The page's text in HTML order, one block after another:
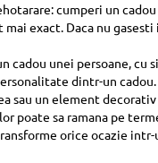
cumperi un
exact. Daca nu gasesti
unei persoane, cu
dintr-un cadou.
sau un element
poate sa ramana pe
orice ocazie